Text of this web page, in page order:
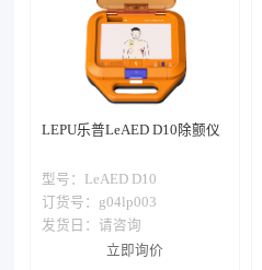
LEPU乐普LeAED D10除颤仪
型号：
LeAED D10
订货号：g04lp003
发货日： 请咨询
立即询价